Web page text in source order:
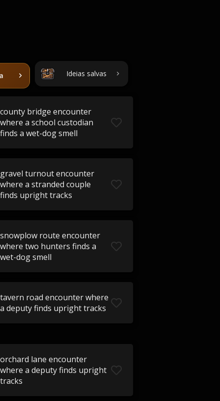
Ideias salvas
county bridge encounter
where a school custodian
finds a wet-dog smell
gravel turnout encounter
where a stranded couple
finds upright tracks
snowplow route encounter
where two hunters finds a
wet-dog smell
tavern road encounter where
a deputy finds upright tracks
orchard lane encounter
where a deputy finds upright
tracks